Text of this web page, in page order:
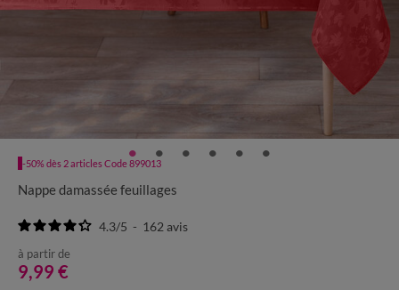
-50% dès 2 articles Code 899013
Nappe damassée feuillages
4.3/5 - 162 avis
à partir de
9,99 €